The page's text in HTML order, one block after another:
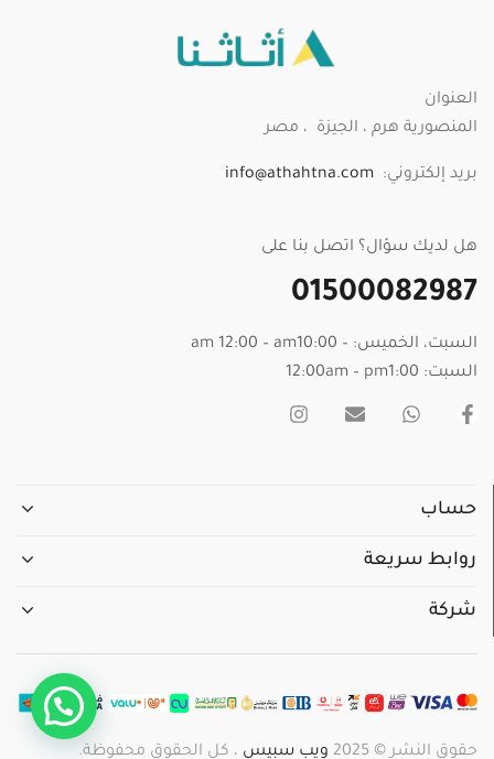
العنوان
المنصورية هرم ، الجيزة ، مصر
بريد إلكتروني: info@athahtna.com
هل لديك سؤال؟ اتصل بنا على
01500082987
السبت، الخميس: – am 12:00 – am10:00
السبت: 12:00am – pm1:00
حساب
روابط سريعة
شركة
حقوق النشر © 2025 ويب سبيس ، كل الحقوق محفوظة.